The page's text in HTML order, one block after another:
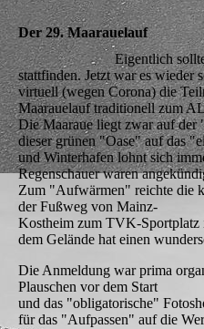
Der 29. Maarauelauf
Eigentlich
stattfinden. Jetzt war es wieder
virtuell (wegen Corona) die
Maarauelauf traditionell zum
Die Maaraue liegt zwar auf
dieser grünen "Oase" auf das
und Winterhafen lohnt sich
Regenschauer waren
Zum "Aufwärmen" reichte die
der Fußweg von Mainz-
Kostheim zum TVK-Sportplatz
dem Gelände hat einen
Die Anmeldung war prima
Plauschen vor dem Start
und das "obligatorische"
für das "Aufpassen" auf die